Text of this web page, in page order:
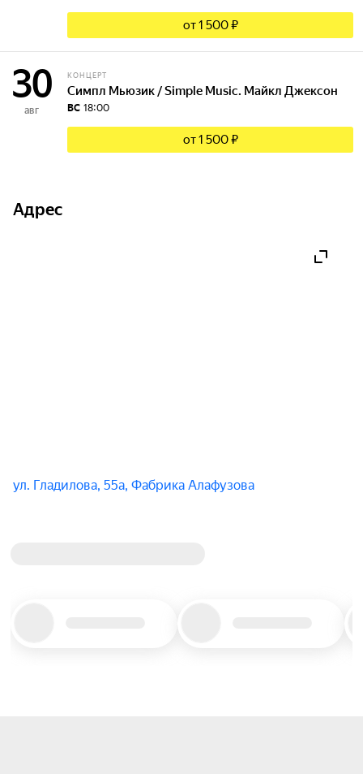
от 1 500 ₽
30
авг
КОНЦЕРТ
Симпл Мьюзик / Simple Music. Майкл Джексон
ВС 18:00
от 1 500 ₽
Адрес
ул. Гладилова, 55а, Фабрика Алафузова